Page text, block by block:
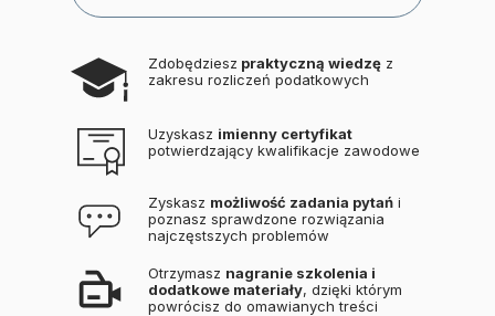
Zdobędziesz praktyczną wiedzę z
zakresu rozliczeń podatkowych
Uzyskasz imienny certyfikat
potwierdzający kwalifikacje zawodowe
Zyskasz możliwość zadania pytań i
poznasz sprawdzone rozwiązania
najczęstszych problemów
Otrzymasz nagranie szkolenia i
dodatkowe materiały, dzięki którym
powrócisz do omawianych treści